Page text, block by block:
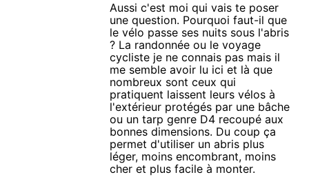
Aussi c'est moi qui vais te poser
une question. Pourquoi faut-il que
le vélo passe ses nuits sous l'abris
? La randonnée ou le voyage
cycliste je ne connais pas mais il
me semble avoir lu ici et là que
nombreux sont ceux qui
pratiquent laissent leurs vélos à
l'extérieur protégés par une bâche
ou un tarp genre D4 recoupé aux
bonnes dimensions. Du coup ça
permet d'utiliser un abris plus
léger, moins encombrant, moins
cher et plus facile à monter.